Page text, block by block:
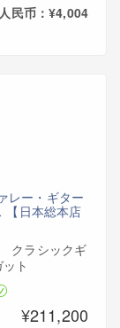
民币：¥4,004
レー・ギター
【日本総本店
クラシックギ
ト
¥211,200